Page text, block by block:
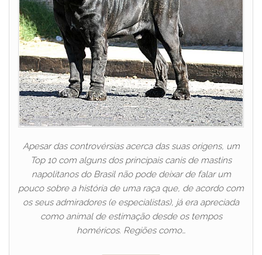
Apesar das controvérsias acerca das suas origens, um
Top 10 com alguns dos principais canis de mastins
napolitanos do Brasil não pode deixar de falar um
pouco sobre a história de uma raça que, de acordo com
os seus admiradores (e especialistas), já era apreciada
como animal de estimação desde os tempos
homéricos. Regiões como…